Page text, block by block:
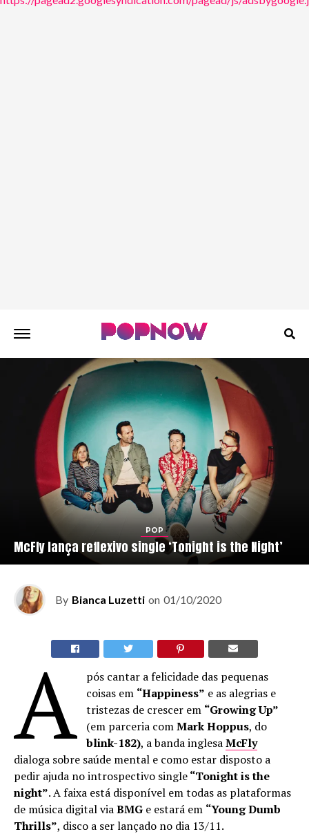
POP
McFly lança reflexivo single ‘Tonight is the Night’
By Bianca Luzetti on 01/10/2020
A
pós cantar a felicidade das pequenas
coisas em “Happiness” e as alegrias e
tristezas de crescer em “Growing Up”
(em parceria comMark Hoppus, do
blink-182), a banda inglesaMcFly
dialoga sobre saúde mental e como estar disposto a
pedir ajuda no introspectivo single“Tonight is the
night”. A faixa está disponível em todas as plataformas
de música digital viaBMG e estará em “Young Dumb
Thrills”, disco a ser lançado no dia 13/11.